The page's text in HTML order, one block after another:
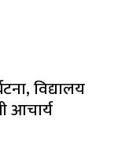
विद्यालय
आचार्य